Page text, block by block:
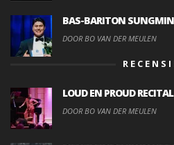
BAS-BARITON SUNGMIN
DOOR BO VAN DER MEULEN
LOUD EN PROUD
DOOR BO VAN DER MEULEN